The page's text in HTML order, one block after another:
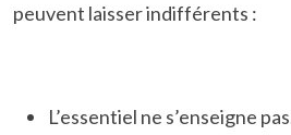
peuvent laisser indifférents :
L’essentiel ne s’enseigne